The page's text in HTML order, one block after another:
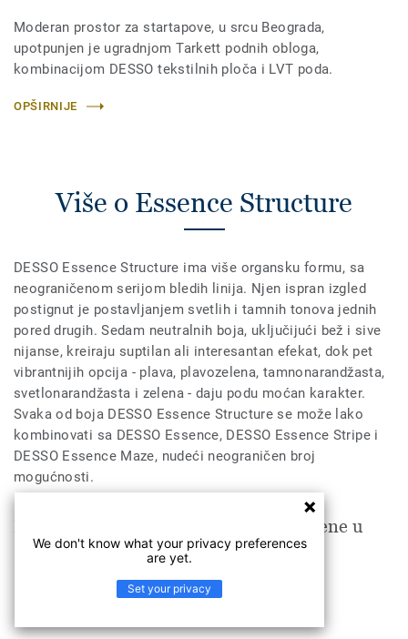
Moderan prostor za startapove, u srcu Beograda,
upotpunjen je ugradnjom Tarkett podnih obloga,
kombinacijom DESSO tekstilnih ploča i LVT poda.
OPŠIRNIJE
Više o Essence Structure
DESSO Essence Structure ima više organsku formu, sa
neograničenom serijom bledih linija. Njen ispran izgled
postignut je postavljanjem svetlih i tamnih tonova jednih
pored drugih. Sedam neutralnih boja, uključijući bež i sive
nijanse, kreiraju suptilan ali interesantan efekat, dok pet
vibrantnijih opcija - plava, plavozelena, tamnonarandžasta,
svetlonarandžasta i zelena - daju podu moćan karakter.
Svaka od boja DESSO Essence Structure se može lako
kombinovati sa DESSO Essence, DESSO Essence Stripe i
DESSO Essence Maze, nudeći neograničen broj
mogućnosti.
Essence Structure je pogodan za primene u
We don't know what your privacy preferences
are yet.
Set your privacy